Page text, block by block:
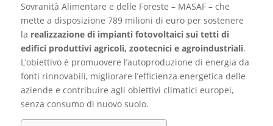
Sovranità Alimentare e delle Foreste – MASAF – che
mette a disposizione 789 milioni di euro per sostenere
la realizzazione di impianti fotovoltaici sui tetti di
edifici produttivi agricoli, zootecnici e agroindustriali.
L’obiettivo è promuovere l’autoproduzione di energia da
fonti rinnovabili, migliorare l’efficienza energetica delle
aziende e contribuire agli obiettivi climatici europei,
senza consumo di nuovo suolo.